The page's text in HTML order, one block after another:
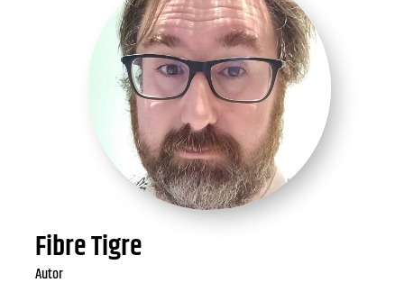
Fibre Tigre
Autor